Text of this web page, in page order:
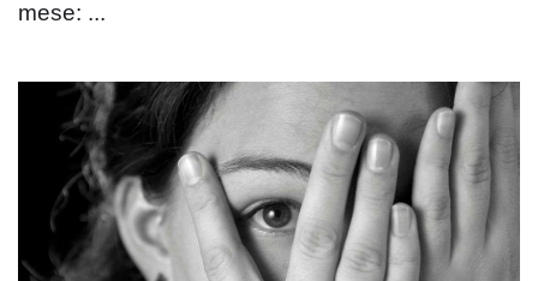
mese: ...